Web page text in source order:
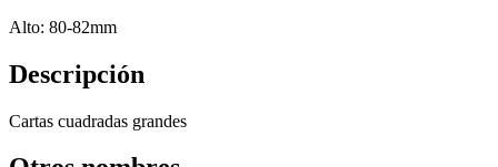
Alto: 80-82mm
Descripción
Cartas cuadradas grandes